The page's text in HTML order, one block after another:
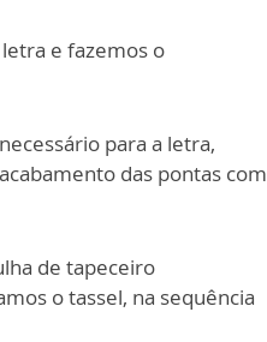
e fazemos o
para a letra,
das pontas com
de tapeceiro
o tassel, na sequência